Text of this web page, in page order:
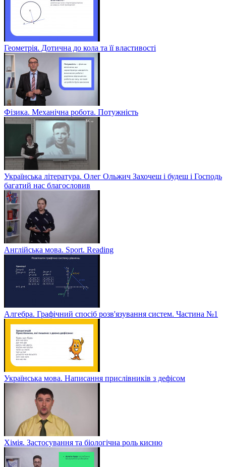
Геометрія. Дотична до кола та її властивості
Фізика. Механічна робота. Потужність
Українська література. Олег Ольжич Захочеш і будеш і Господь
багатий нас благословив
Англійська мова. Sport. Reading
Алгебра. Графічний спосіб розв'язування систем. Частина №1
Українська мова. Написання прислівників з дефісом
Хімія. Застосування та біологічна роль кисню